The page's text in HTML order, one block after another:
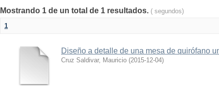
Mostrando 1 de un total de 1 resultados. ( segundos)
1
Diseño a detalle de una mesa de quirófano
Cruz Saldivar, Mauricio (2015-12-04)